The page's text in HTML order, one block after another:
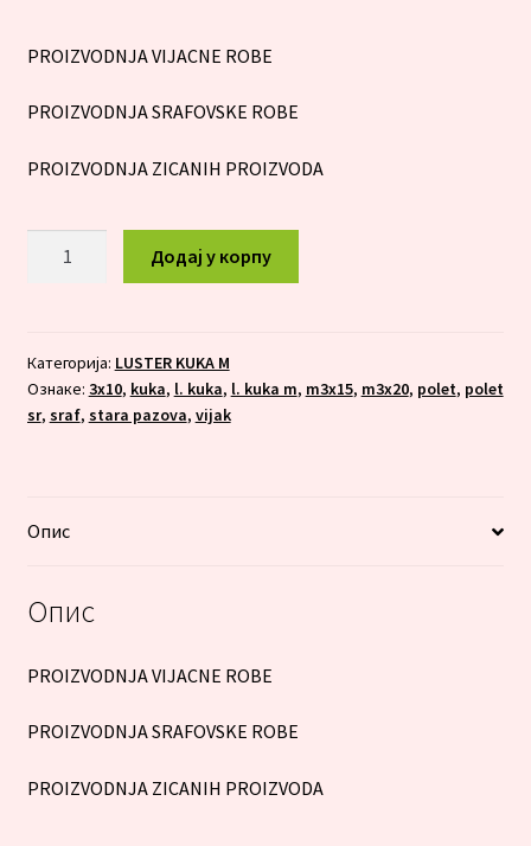
PROIZVODNJA VIJACNE ROBE
PROIZVODNJA SRAFOVSKE ROBE
PROIZVODNJA ZICANIH PROIZVODA
количина
Додај у корпу
Категорија: LUSTER KUKA M
Ознаке: 3x10, kuka, l. kuka, l. kuka m, m3x15, m3x20, polet, polet
sr, sraf, stara pazova, vijak
Опис
Опис
PROIZVODNJA VIJACNE ROBE
PROIZVODNJA SRAFOVSKE ROBE
PROIZVODNJA ZICANIH PROIZVODA